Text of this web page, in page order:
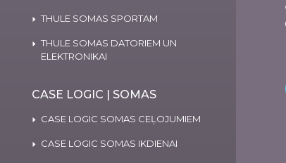
THULE SOMAS SPORTAM
THULE SOMAS DATORIEM UN
ELEKTRONIKAI
CASE LOGIC | SOMAS
CASE LOGIC SOMAS CEĻOJUMIEM
CASE LOGIC SOMAS IKDIENAI